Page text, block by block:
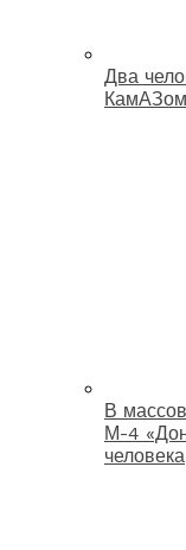
Два
В
М-4
человека